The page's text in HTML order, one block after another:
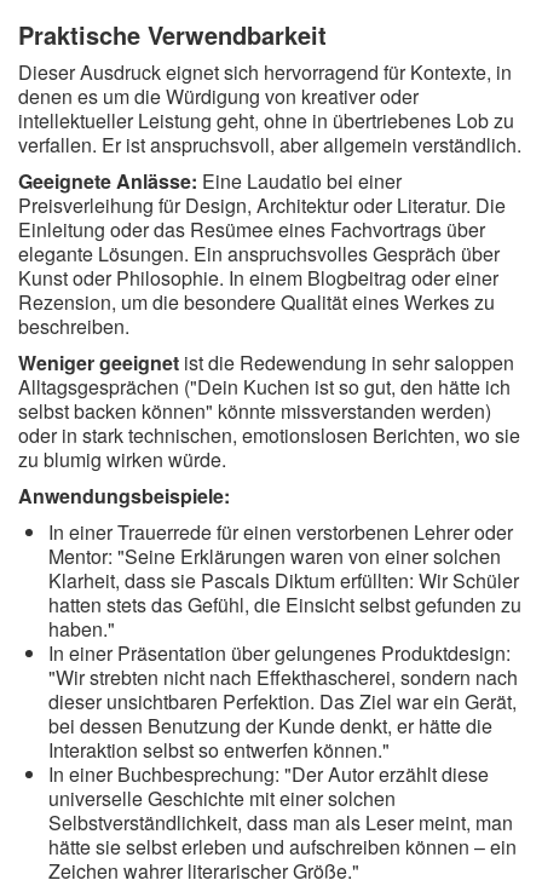
Praktische Verwendbarkeit
Dieser Ausdruck eignet sich hervorragend für Kontexte, in
denen es um die Würdigung von kreativer oder
intellektueller Leistung geht, ohne in übertriebenes Lob zu
verfallen. Er ist anspruchsvoll, aber allgemein verständlich.
Geeignete Anlässe: Eine Laudatio bei einer
Preisverleihung für Design, Architektur oder Literatur. Die
Einleitung oder das Resümee eines Fachvortrags über
elegante Lösungen. Ein anspruchsvolles Gespräch über
Kunst oder Philosophie. In einem Blogbeitrag oder einer
Rezension, um die besondere Qualität eines Werkes zu
beschreiben.
Weniger geeignet ist die Redewendung in sehr saloppen
Alltagsgesprächen ("Dein Kuchen ist so gut, den hätte ich
selbst backen können" könnte missverstanden werden)
oder in stark technischen, emotionslosen Berichten, wo sie
zu blumig wirken würde.
Anwendungsbeispiele:
In einer Trauerrede für einen verstorbenen Lehrer oder
Mentor: "Seine Erklärungen waren von einer solchen
Klarheit, dass sie Pascals Diktum erfüllten: Wir Schüler
hatten stets das Gefühl, die Einsicht selbst gefunden zu
haben."
In einer Präsentation über gelungenes Produktdesign:
"Wir strebten nicht nach Effekthascherei, sondern nach
dieser unsichtbaren Perfektion. Das Ziel war ein Gerät,
bei dessen Benutzung der Kunde denkt, er hätte die
Interaktion selbst so entwerfen können."
In einer Buchbesprechung: "Der Autor erzählt diese
universelle Geschichte mit einer solchen
Selbstverständlichkeit, dass man als Leser meint, man
hätte sie selbst erleben und aufschreiben können – ein
Zeichen wahrer literarischer Größe."